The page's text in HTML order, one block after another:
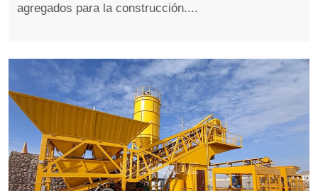
agregados para la construcción....